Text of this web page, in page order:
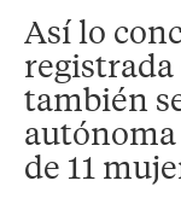
Así lo
registrada
también
de 11